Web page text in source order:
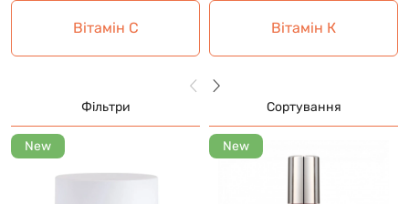
Вітамін С Вітамін К
Фільтри Сортування
New New